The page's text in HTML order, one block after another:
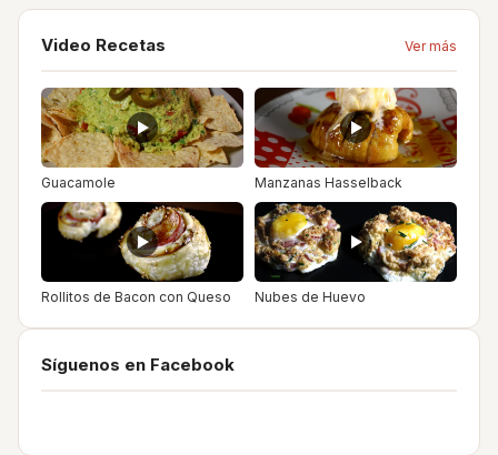
Video Recetas Ver más
Guacamole Manzanas Hasselback
Rollitos de Bacon con Queso Nubes de Huevo
Síguenos en Facebook